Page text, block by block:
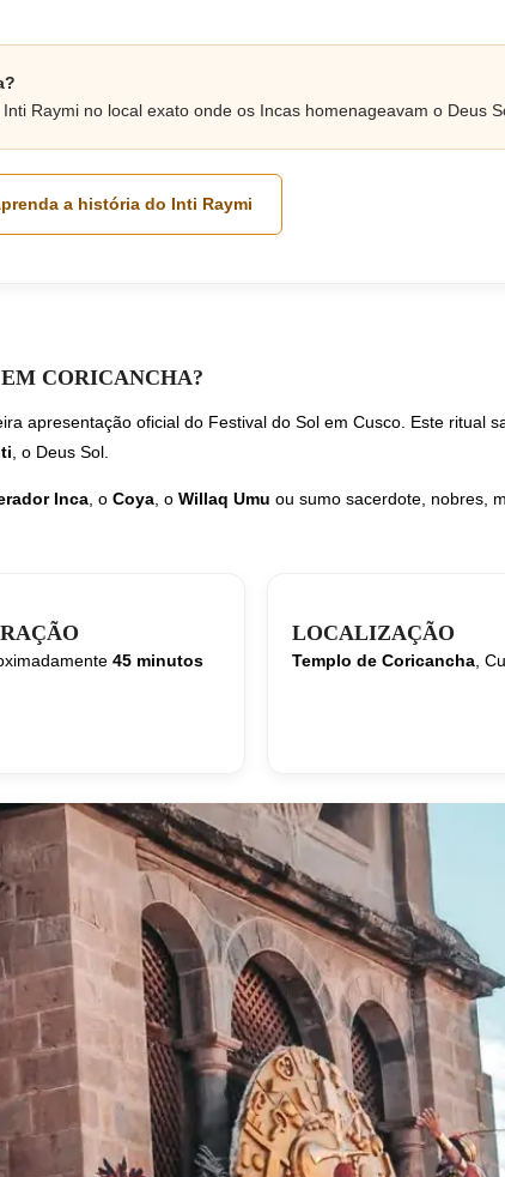
Raymi no local exato onde os Incas homenageavam o Deus
a história do Inti Raymi
CORICANCHA?
apresentação oficial do Festival do Sol em Cusco. Este ritual
, o Deus Sol.
Inca , o Coya , o Willaq Umu ou sumo sacerdote, nobres,
45 minutos
LOCALIZAÇÃO
Templo de Coricancha ,